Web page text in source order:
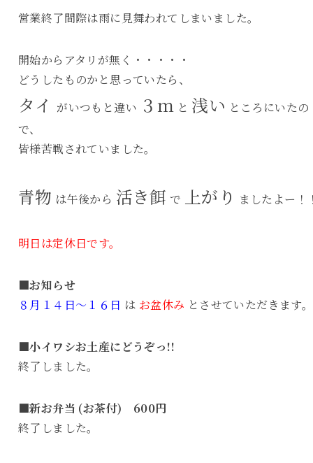
営業終了間際は雨に見舞われてしまいました。
開始からアタリが無く・・・・・
どうしたものかと思っていたら、
タイ がいつもと違い ３ｍ と 浅い ところにいたの
で、
皆様苦戦されていました。
青物 は午後から 活き餌 で 上がり ましたよー！
明日は定休日です。
■お知らせ
８月１４日～１６日 は お盆休み とさせていただきます。
■小イワシお土産にどうぞっ!!
終了しました。
■新お弁当 (お茶付) 600円
終了しました。